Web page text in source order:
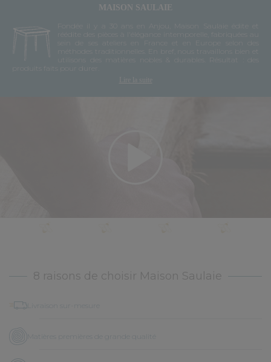
MAISON SAULAIE
Fondée il y a 30 ans en Anjou, Maison Saulaie édite et
réédite des pièces à l'élégance intemporelle, fabriquées au
sein de ses ateliers en France et en Europe selon des
méthodes traditionnelles. En bref, nous travaillons bien et
utilisons des matières nobles & durables. Résultat : des
produits faits pour durer.
Lire la suite
8 raisons de choisir Maison Saulaie
Matières premières de grande qualité